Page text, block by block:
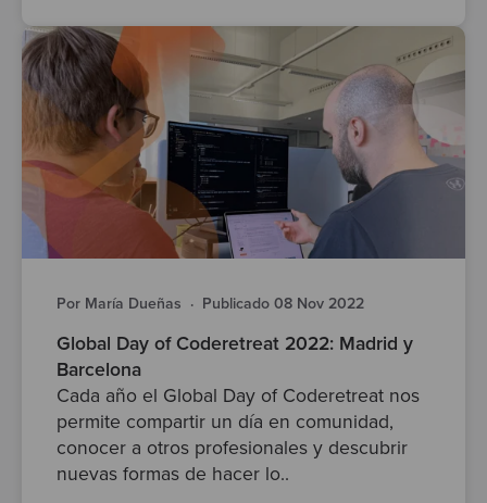
Por María Dueñas · Publicado 08 Nov 2022
Global Day of Coderetreat 2022: Madrid y
Barcelona
Cada año el Global Day of Coderetreat nos
permite compartir un día en comunidad,
conocer a otros profesionales y descubrir
nuevas formas de hacer lo..